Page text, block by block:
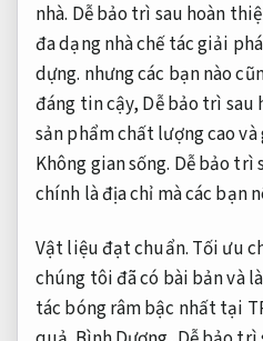
nhà. Dễ bảo trì sau hoàn
đa dạng nhà chế tác giải
dựng. nhưng các bạn nào
đáng tin cậy, Dễ bảo trì sau
sản phẩm chất lượng cao
Không gian sống. Dễ bảo trì
chính là địa chỉ mà các bạn
Vật liệu đạt chuẩn. Tối ưu
chúng tôi đã có bài bản và
tác bóng râm bậc nhất tại